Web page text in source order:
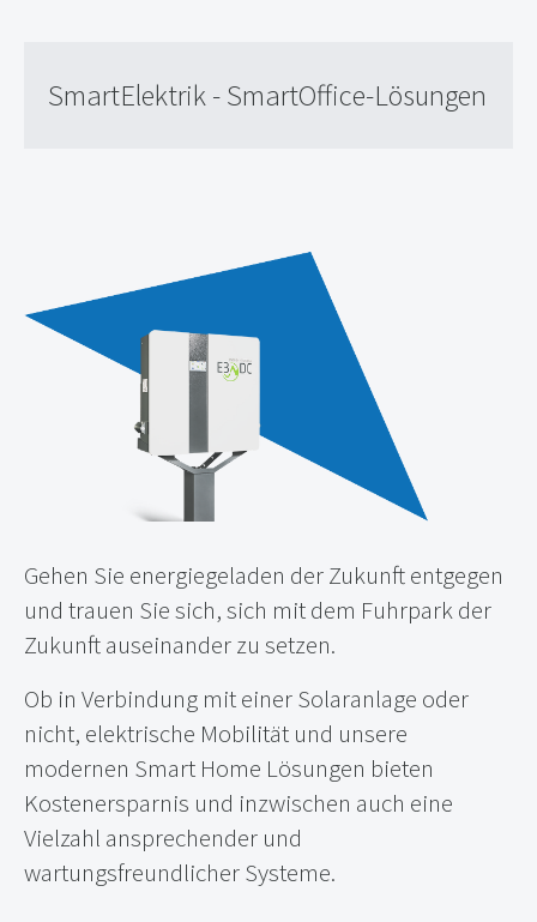
SmartElektrik - SmartOffice-Lösungen
Gehen Sie energiegeladen der Zukunft entgegen
und trauen Sie sich, sich mit dem Fuhrpark der
Zukunft auseinander zu setzen.
Ob in Verbindung mit einer Solaranlage oder
nicht, elektrische Mobilität und unsere
modernen Smart Home Lösungen bieten
Kostenersparnis und inzwischen auch eine
Vielzahl ansprechender und
wartungsfreundlicher Systeme.